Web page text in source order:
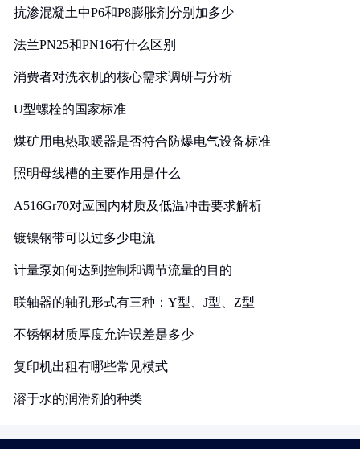
抗渗混凝土中P6和P8膨胀剂分别加多少
法兰PN25和PN16有什么区别
消费者对洗衣机的核心需求调研与分析
U型螺栓的国家标准
煤矿用电热取暖器是否符合防爆电气设备标准
照明母线槽的主要作用是什么
A516Gr70对应国内材质及低温冲击要求解析
镀镍钢带可以过多少电流
计量泵如何达到控制和调节流量的目的
联轴器的轴孔形式有三种：Y型、J型、Z型
不锈钢材质厚度允许误差是多少
复印机出租有哪些常见模式
溶于水的润滑剂的种类